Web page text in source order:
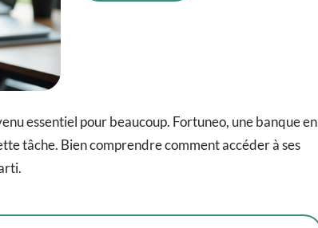
essentiel pour beaucoup. Fortuneo, une banque en
tâche. Bien comprendre comment accéder à ses